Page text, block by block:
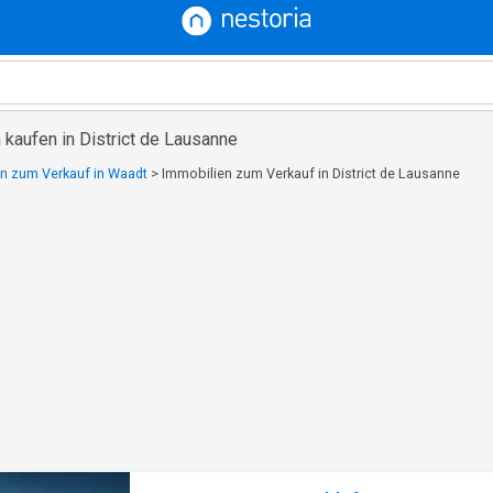
in District de Lausanne
zum Verkauf in Waadt > Immobilien zum Verkauf in District de Lausanne